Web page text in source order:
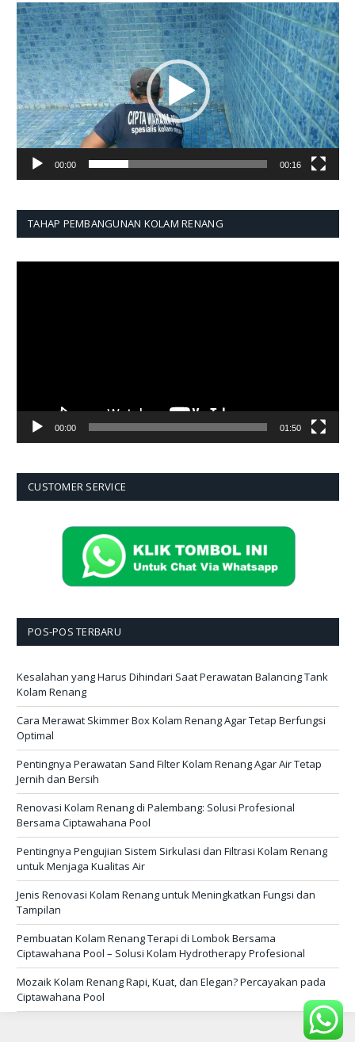
Pemutar
Video
00:00 00:16
TAHAP PEMBANGUNAN KOLAM RENANG
00:00 01:50
CUSTOMER SERVICE
POS-POS TERBARU
Kesalahan yang Harus Dihindari Saat Perawatan Balancing Tank
Kolam Renang
Cara Merawat Skimmer Box Kolam Renang Agar Tetap Berfungsi
Optimal
Pentingnya Perawatan Sand Filter Kolam Renang Agar Air Tetap
Jernih dan Bersih
Renovasi Kolam Renang di Palembang: Solusi Profesional
Bersama Ciptawahana Pool
Pentingnya Pengujian Sistem Sirkulasi dan Filtrasi Kolam Renang
untuk Menjaga Kualitas Air
Jenis Renovasi Kolam Renang untuk Meningkatkan Fungsi dan
Tampilan
Pembuatan Kolam Renang Terapi di Lombok Bersama
Ciptawahana Pool – Solusi Kolam Hydrotherapy Profesional
Mozaik Kolam Renang Rapi, Kuat, dan Elegan? Percayakan pada
Ciptawahana Pool